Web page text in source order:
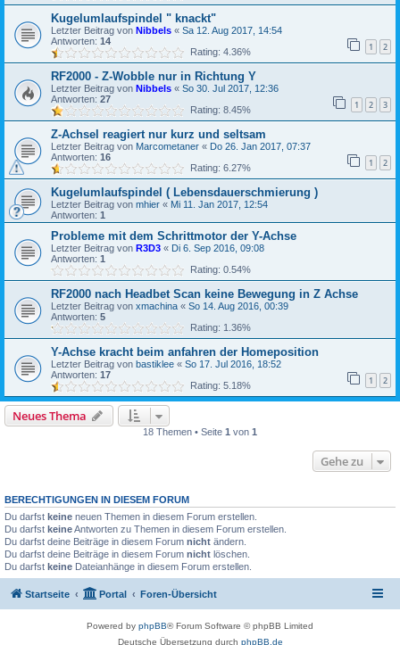
Kugelumlaufspindel " knackt"
Letzter Beitrag von Nibbels « Sa 12. Aug 2017, 14:54
Antworten: 14 1 2
Rating: 4.36%
RF2000 - Z-Wobble nur in Richtung Y
Letzter Beitrag von Nibbels « So 30. Jul 2017, 12:36
Antworten: 27 1 2 3
Rating: 8.45%
Z-Achsel reagiert nur kurz und seltsam
Letzter Beitrag von Marcometaner « Do 26. Jan 2017, 07:37
Antworten: 16 1 2
Rating: 6.27%
Kugelumlaufspindel ( Lebensdauerschmierung )
Letzter Beitrag von mhier « Mi 11. Jan 2017, 12:54
Antworten: 1
Probleme mit dem Schrittmotor der Y-Achse
Letzter Beitrag von R3D3 « Di 6. Sep 2016, 09:08
Antworten: 1
Rating: 0.54%
RF2000 nach Headbet Scan keine Bewegung in Z Achse
Letzter Beitrag von xmachina « So 14. Aug 2016, 00:39
Antworten: 5
Rating: 1.36%
Y-Achse kracht beim anfahren der Homeposition
Letzter Beitrag von bastiklee « So 17. Jul 2016, 18:52
Antworten: 17 1 2
Rating: 5.18%
Neues Thema
18 Themen • Seite 1 von 1
Gehe zu
BERECHTIGUNGEN IN DIESEM FORUM
Du darfst keine neuen Themen in diesem Forum erstellen.
Du darfst keineAntworten zu Themen in diesem Forum erstellen.
Du darfst deine Beiträge in diesem Forum nicht ändern.
Du darfst deine Beiträge in diesem Forum nicht löschen.
Du darfst keine Dateianhänge in diesem Forum erstellen.
Startseite Portal Foren-Übersicht
Powered by phpBB® Forum Software © phpBB Limited
Deutsche Übersetzung durch phpBB.de